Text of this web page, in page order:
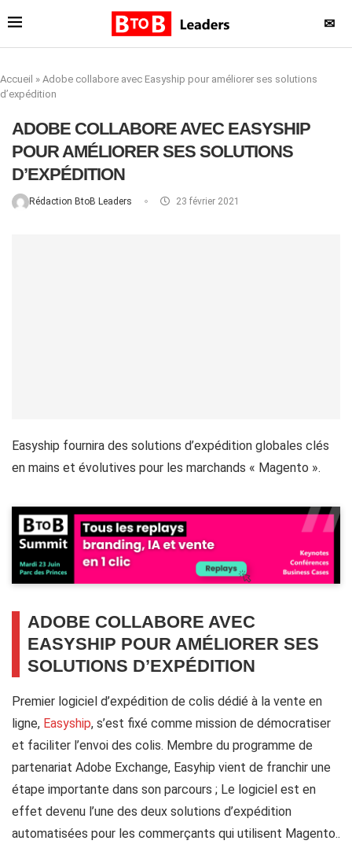
✉
Accueil » Adobe collabore avec Easyship pour améliorer ses solutions
d’expédition
ADOBE COLLABORE AVEC EASYSHIP
POUR AMÉLIORER SES SOLUTIONS
D’EXPÉDITION
Rédaction BtoB Leaders 23 février 2021
Easyship fournira des solutions d’expédition globales clés
en mains et évolutives pour les marchands « Magento ».
ADOBE COLLABORE AVEC
EASYSHIP POUR AMÉLIORER SES
SOLUTIONS D’EXPÉDITION
Premier logiciel d’expédition de colis dédié à la vente en
ligne, Easyship, s’est fixé comme mission de démocratiser
et faciliter l’envoi des colis. Membre du programme de
partenariat Adobe Exchange, Easyhip vient de franchir une
étape importante dans son parcours ; Le logiciel est en
effet devenu l’une des deux solutions d’expédition
automatisées pour les commerçants qui utilisent Magento..